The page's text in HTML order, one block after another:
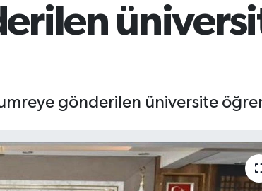
gönderilen üniversite